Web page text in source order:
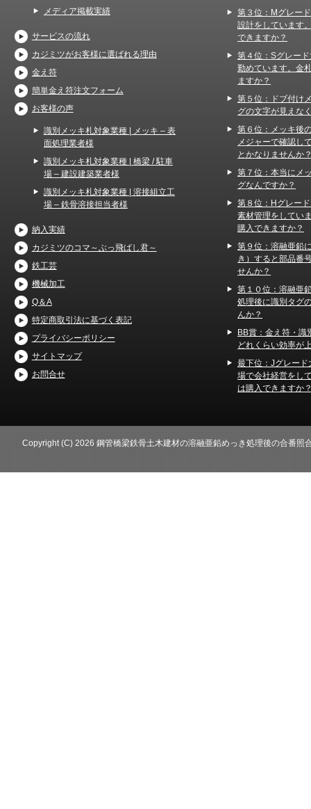
メディア掲載実績
サービスの流れ
カジミツがお客様に選ばれる理由
金え符
簡単金え符注文フォーム
お客様の声
識別メッキ札対象業種 | メッキ – 表
面処理業者様
識別メッキ札対象業種 | 橋梁 / 駐車
場 – 建設建築業者様
識別メッキ札対象業種 | 溶接組立工
場 – 鉄骨溶接担当者様
納入実績
カジミツのコマ～ぶっ飛ばし君～
鉄工芸
機械加工
Q＆A
特定商取引法に基づく表記
プライバシーポリシー
サイトマップ
お問合せ
第３位：Mグレー
設計をしています
できますか？
第４位：Sグレー
勤めています。金
ますか？
第５位：ドブ付け
グの文字が見えな
第６位：メッキ後
メジャーで確認し
とかなりませんか
第７位：本当にメ
グなんですか？
第８位：Hグレー
素材管理をしてい
購入できますか？
第９位：溶融亜鉛
き）すると部品番
せんか？
第１０位：溶融亜
処理後に識別タグ
んか？
BB賞：金え符・識
どれくらい効率が
最下位：Jグレード
場で会社経営をし
は購入できますか
Copyright (C) 2026 鋼管橋梁鉄骨土木建材の溶融亜鉛めっき処理後の合番